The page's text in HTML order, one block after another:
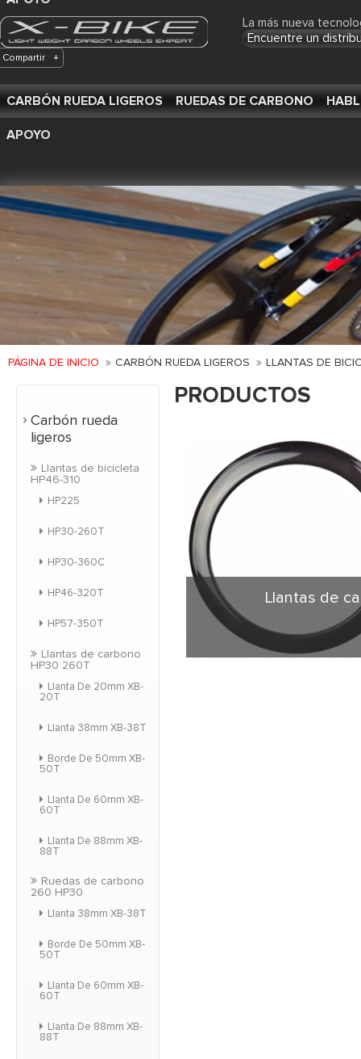
La más nueva
Encuentre un
Compartir +
CARBÓN RUEDA LIGEROS RUEDAS DE CARBONO
APOYO
PÁGINA DE INICIO CARBÓN RUEDA LIGEROS LLANTAS DE
Carbón rueda
ligeros
Llantas de bicicleta
HP46-310
HP225
HP30-260T
HP30-360C
HP46-320T
HP57-350T
Llantas de carbono
HP30 260T
Llanta De 20mm XB-
20T
Llanta 38mm XB-38T
Borde De 50mm XB-
50T
Llanta De 60mm XB-
60T
Llanta De 88mm XB-
88T
Ruedas de carbono
260 HP30
Llanta 38mm XB-38T
Borde De 50mm XB-
50T
Llanta De 60mm XB-
60T
Llanta De 88mm XB-
88T
PRODUCTOS
Llantas de